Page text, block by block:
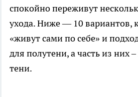
спокойно переживут
ухода. Ниже — 10 вариантов,
«живут сами по себе» и
для полутени, а часть из них
тени.